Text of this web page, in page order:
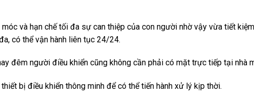
và hạn chế tối đa sự can thiệp của con người nhờ vậy vừa tiết
có thể vận hành liên tục 24/24.
đêm người điều khiển cũng không cần phải có mặt trực tiếp tại nhà
bị điều khiển thông minh để có thể tiến hành xử lý kịp thời.